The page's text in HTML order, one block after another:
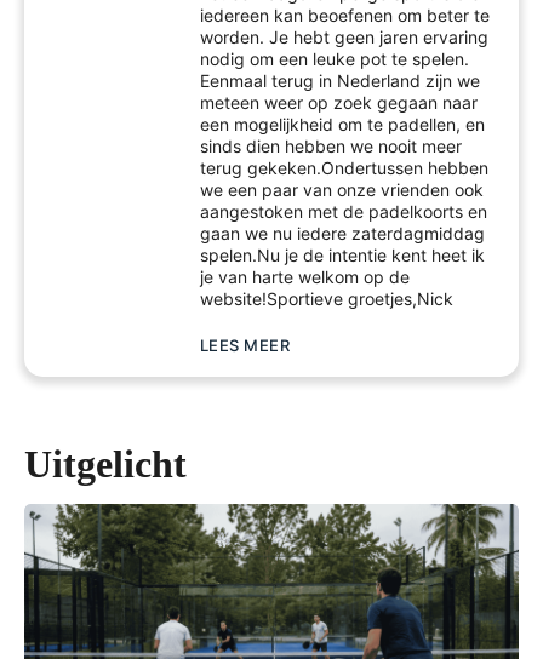
iedereen kan beoefenen om beter te
worden. Je hebt geen jaren ervaring
nodig om een leuke pot te spelen.
Eenmaal terug in Nederland zijn we
meteen weer op zoek gegaan naar
een mogelijkheid om te padellen, en
sinds dien hebben we nooit meer
terug gekeken.Ondertussen hebben
we een paar van onze vrienden ook
aangestoken met de padelkoorts en
gaan we nu iedere zaterdagmiddag
spelen.Nu je de intentie kent heet ik
je van harte welkom op de
website!Sportieve groetjes,Nick
LEES MEER
Uitgelicht